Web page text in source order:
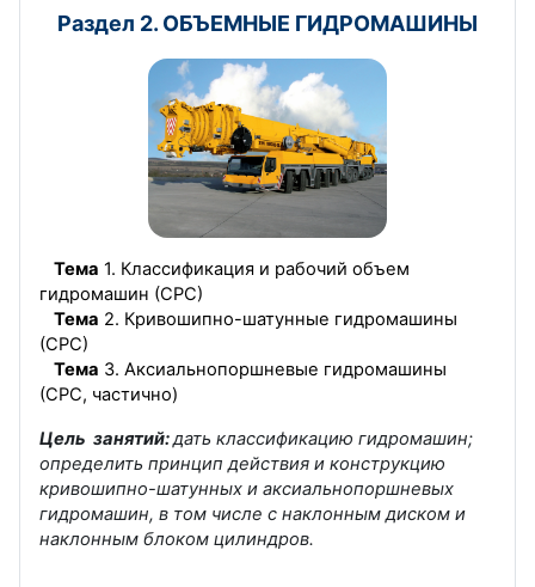
Раздел 2. ОБЪЕМНЫЕ ГИДРОМАШИНЫ
Тема 1. Классификация и рабочий объем
гидромашин (СРС)
Тема 2. Кривошипно-шатунные гидромашины
(СРС)
Тема 3. Аксиальнопоршневые гидромашины
(СРС, частично)
Цель занятий:дать классификацию гидромашин;
определить принцип действия и конструкцию
кривошипно-шатунных и аксиальнопоршневых
гидромашин, в том числе с наклонным диском и
наклонным блоком цилиндров.